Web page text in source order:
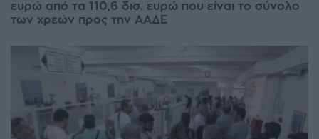
ευρώ από τα 110,6 δισ. ευρώ που είναι το σύνολο
των χρεών προς την ΑΑΔΕ